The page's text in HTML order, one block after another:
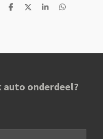
D
D
S
D
auto onderdeel?